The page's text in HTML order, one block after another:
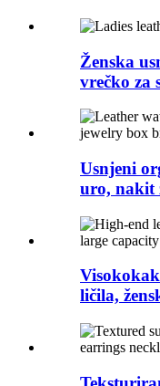
Ženska
vrečko za
Usnjeni
uro, nakit
ličila,